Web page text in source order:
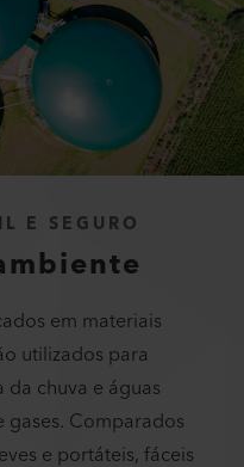
E SEGURO
em materiais
utilizados para
chuva e águas
Comparados
e portáteis, fáceis